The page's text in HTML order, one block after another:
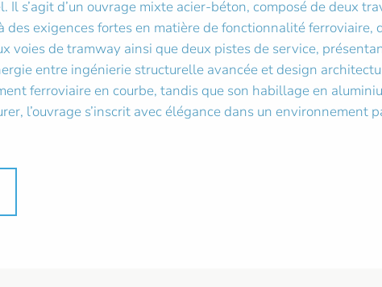
Il s’agit d’un ouvrage mixte acier-béton, composé de deux
des exigences fortes en matière de fonctionnalité
voies de tramway ainsi que deux pistes de service,
entre ingénierie structurelle avancée et design
ferroviaire en courbe, tandis que son habillage en
l’ouvrage s’inscrit avec élégance dans un environnement